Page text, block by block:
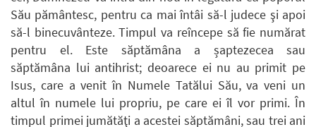
Său pământesc, pentru ca mai întâi să-l judece şi apoi
să-l binecuvânteze. Timpul va reîncepe să fie numărat
pentru el. Este săptămâna a șaptezecea sau
săptămâna lui antihrist; deoarece ei nu au primit pe
Isus, care a venit în Numele Tatălui Său, va veni un
altul în numele lui propriu, pe care ei îl vor primi. În
timpul primei jumătăţi a acestei săptămâni, sau trei ani